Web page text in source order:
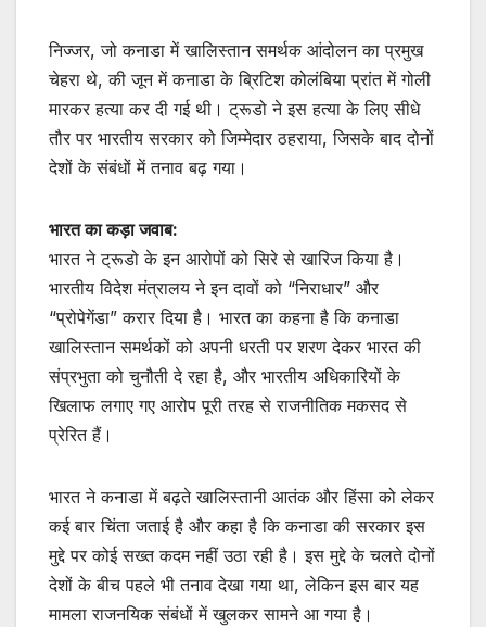
निज्जर, जो कनाडा में खालिस्तान समर्थक आंदोलन का प्रमुख
चेहरा थे, की जून में कनाडा के ब्रिटिश कोलंबिया प्रांत में गोली
मारकर हत्या कर दी गई थी। ट्रूडो ने इस हत्या के लिए सीधे
तौर पर भारतीय सरकार को जिम्मेदार ठहराया, जिसके बाद दोनों
देशों के संबंधों में तनाव बढ़ गया।
भारत का कड़ा जवाब:
भारत ने ट्रूडो के इन आरोपों को सिरे से खारिज किया है।
भारतीय विदेश मंत्रालय ने इन दावों को “निराधार” और
“प्रोपेगेंडा” करार दिया है। भारत का कहना है कि कनाडा
खालिस्तान समर्थकों को अपनी धरती पर शरण देकर भारत की
संप्रभुता को चुनौती दे रहा है, और भारतीय अधिकारियों के
खिलाफ लगाए गए आरोप पूरी तरह से राजनीतिक मकसद से
प्रेरित हैं।
भारत ने कनाडा में बढ़ते खालिस्तानी आतंक और हिंसा को लेकर
कई बार चिंता जताई है और कहा है कि कनाडा की सरकार इस
मुद्दे पर कोई सख्त कदम नहीं उठा रही है। इस मुद्दे के चलते दोनों
देशों के बीच पहले भी तनाव देखा गया था, लेकिन इस बार यह
मामला राजनयिक संबंधों में खुलकर सामने आ गया है।